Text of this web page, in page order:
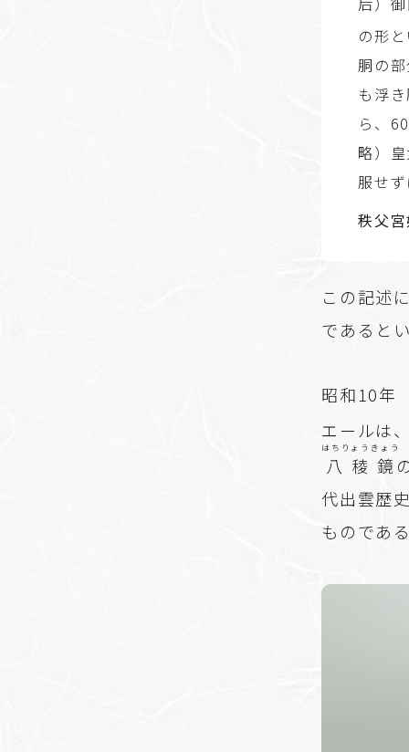
の形
胴の
も浮
ら、
略）
服せ
秩父
この記述
であると
昭和10年
エールは
八稜鏡
はちりょうきょう
代出雲歴
ものであ